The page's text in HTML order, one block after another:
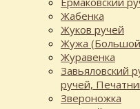
Жабенка
Жуков ручей
Жужа (Большой
Журавенка
Завьяловский
ручей,
Звероножка